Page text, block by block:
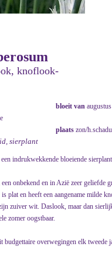
knoflook-
bloeit van augustus
plaats zon/
sierplant
indrukwekkende bloeiende
onbekend en in Azië zeer geliefde
plat en heeft een aangename milde
zuiver wit. Daslook, maar dan
zomer oogstbaar.
budgettaire overwegingen elk tweede